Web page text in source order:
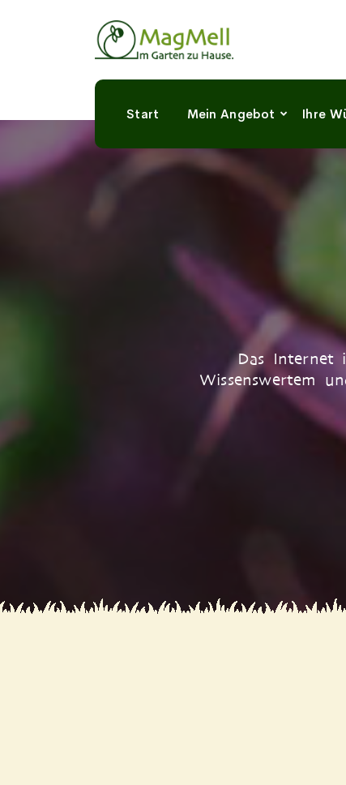
Start Mein Angebot Ihre
Das Internet
Wissenswertem